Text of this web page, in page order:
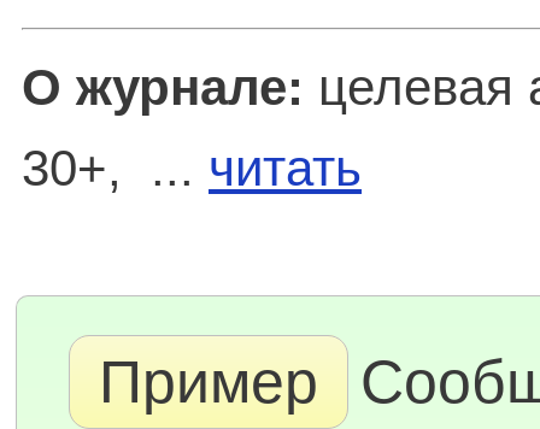
О журнале: целевая
30+, ... читать
Пример